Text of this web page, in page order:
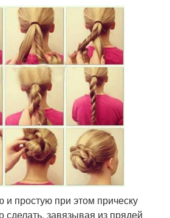
простую при этом прическу
завязывая из прядей